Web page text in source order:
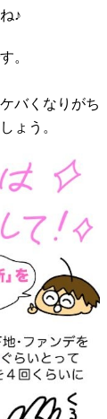
♪
。
バくなりがち
ょう。